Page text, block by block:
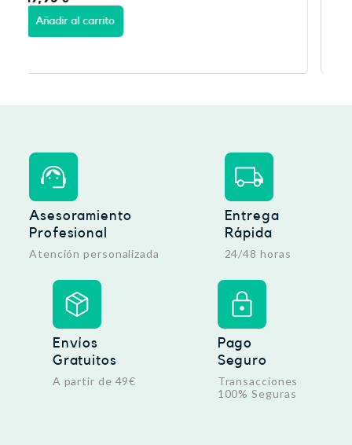
Añadir al carrito
Asesoramiento
Profesional
Atención personalizada
Entrega
Rápida
24/48 horas
Envíos
Gratuitos
A partir de 49€
Pago
Seguro
Transacciones
100% Seguras